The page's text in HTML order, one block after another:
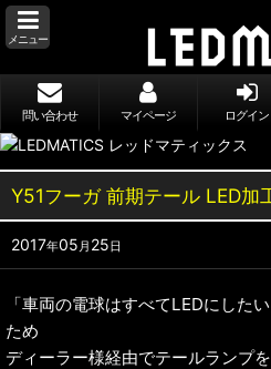
メニュー
問い合わせ マイページ ログイン
Y51フーガ 前期テール LED加
2017年05 月 25日
「車両の電球はすべてLEDにした
ため
ディーラー様経由でテールランプ